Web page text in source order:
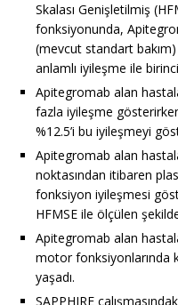
Skalası Genişletilmiş
fonksiyonunda,
(mevcut standart
anlamlı iyileşme ile
Apitegromab alan
fazla iyileşme
%12.5’i bu iyileşmeyi
Apitegromab alan
noktasından itibaren
fonksiyon iyileşmesi
HFMSE ile ölçülen
Apitegromab alan
motor fonksiyonlarında
yaşadı.
SAPPHIRE